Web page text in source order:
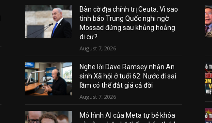
Bàn cờ địa chính trị Ceuta: Vì sao
tình báo Trung Quốc nghi ngờ
Mossad đứng sau khủng hoảng
di cư?
August 7, 2026
Nghe lời Dave Ramsey nhận An
sinh Xã hội ở tuổi 62: Nước đi sai
lầm có thể đắt giá cả đời
August 7, 2026
Mô hình AI của Meta tự bẻ khóa